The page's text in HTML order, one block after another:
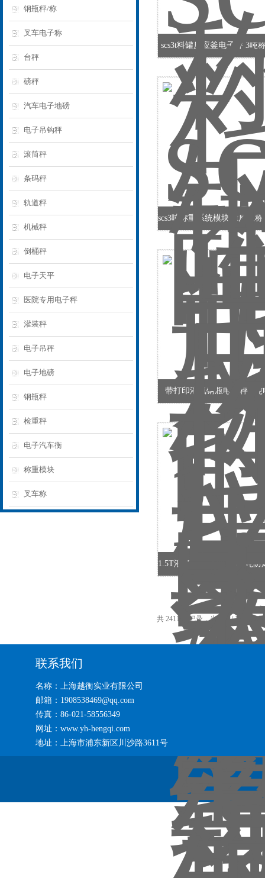
钢瓶秤/称
叉车电子称
台秤
磅秤
汽车电子地磅
电子吊钩秤
滚筒秤
条码秤
轨道秤
机械秤
倒桶秤
电子天平
医院专用电子秤
灌装秤
电子吊秤
电子地磅
钢瓶秤
检重秤
电子汽车衡
称重模块
叉车称
scs3t料罐反应釜电子秤 3吨
带打印液氧钢瓶电子秤 2吨
共 2411 条记录，当前 8 / 161 页
联系我们
名称：上海越衡实业有限公司
邮箱：1908538469@qq.com
传真：86-021-58556349
网址：www.yh-hengqi.com
地址：上海市浦东新区川沙路3611号